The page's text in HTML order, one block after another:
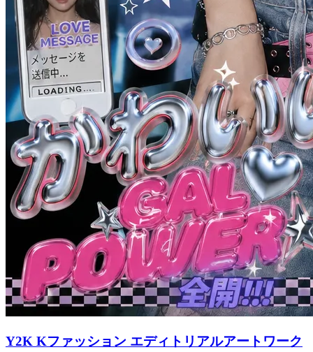
Y2K Kファッション エディトリアルアートワーク